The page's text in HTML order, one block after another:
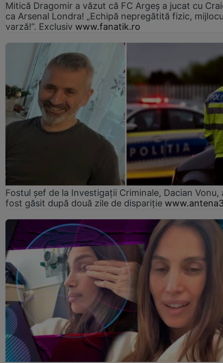
Mitică Dragomir a văzut că FC Argeș a jucat cu
ca Arsenal Londra! „Echipă nepregătită fizic,
varză!”. Exclusiv www.fanatik.ro
Fostul șef de la Investigații Criminale, Dacian Vonu,
fost găsit după două zile de dispariţie